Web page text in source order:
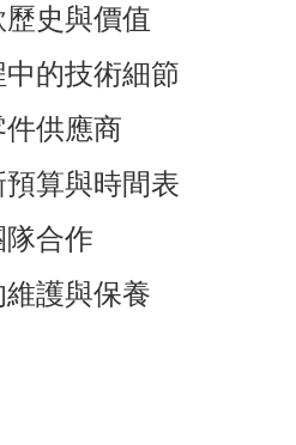
史與價值
的技術細節
供應商
算與時間表
合作
護與保養